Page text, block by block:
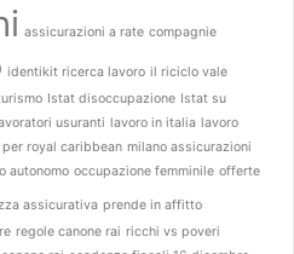
assicurazioni a rate compagnie
identikit ricerca lavoro il riciclo vale
Istat disoccupazione Istat su
usuranti lavoro in italia lavoro
per royal caribbean milano assicurazioni
autonomo occupazione femminile offerte
assicurativa prende in affitto
regole canone rai ricchi vs poveri